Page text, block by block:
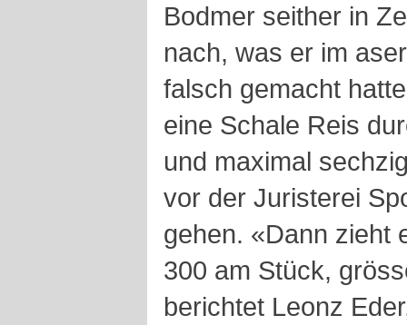
Bodmer seither in
nach, was er im
falsch gemacht
eine Schale Reis
und maximal
vor der Juristerei
gehen. «Dann zieht
300 am Stück,
berichtet Leonz